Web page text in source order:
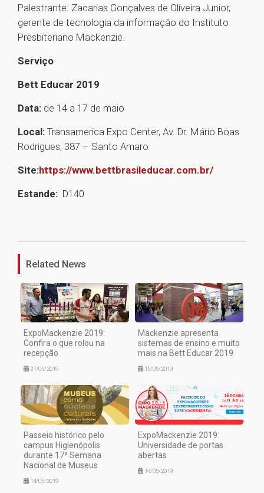
Palestrante: Zacarias Gonçalves de Oliveira Junior,
gerente de tecnologia da informação do Instituto
Presbiteriano Mackenzie.
Serviço
Bett Educar 2019
Data: de 14 a 17 de maio
Local: Transamerica Expo Center, Av. Dr. Mário Boas
Rodrigues, 387 – Santo Amaro
Site:https://www.bettbrasileducar.com.br/
Estande: D140
Related News
ExpoMackenzie 2019:
Confira o que rolou na
recepção
21/05/2019
Mackenzie apresenta
sistemas de ensino e muito
mais na Bett Educar 2019
15/05/2019
Passeio histórico pelo
campus Higienópolis
durante 17ª Semana
Nacional de Museus
14/05/2019
ExpoMackenzie 2019:
Universidade de portas
abertas
14/05/2019